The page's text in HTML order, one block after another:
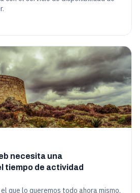
necesita una
tiempo de actividad
que lo queremos todo ahora mismo,